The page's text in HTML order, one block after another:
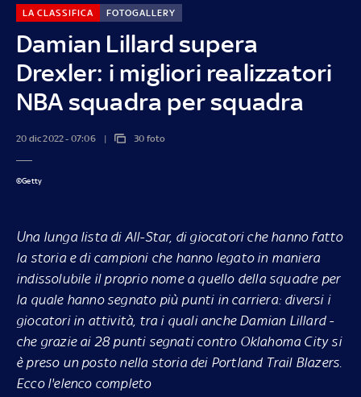
Damian Lillard supera
Drexler: i migliori realizzatori
NBA squadra per squadra
LA CLASSIFICA FOTOGALLERY
20 dic 2022 - 07:06 30 foto
©Getty
Una lunga lista di All-Star, di giocatori che hanno fatto
la storia e di campioni che hanno legato in maniera
indissolubile il proprio nome a quello della squadre per
la quale hanno segnato più punti in carriera: diversi i
giocatori in attività, tra i quali anche Damian Lillard -
che grazie ai 28 punti segnati contro Oklahoma City si
è preso un posto nella storia dei Portland Trail Blazers.
Ecco l'elenco completo